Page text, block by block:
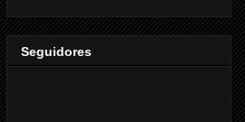
Seguidores